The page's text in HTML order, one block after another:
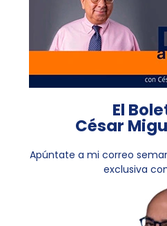
El
César
Apúntate a mi correo
exclusiva